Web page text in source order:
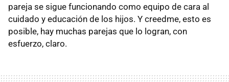
pareja se sigue funcionando como equipo de cara al
cuidado y educación de los hijos. Y creedme, esto es
posible, hay muchas parejas que lo logran, con
esfuerzo, claro.